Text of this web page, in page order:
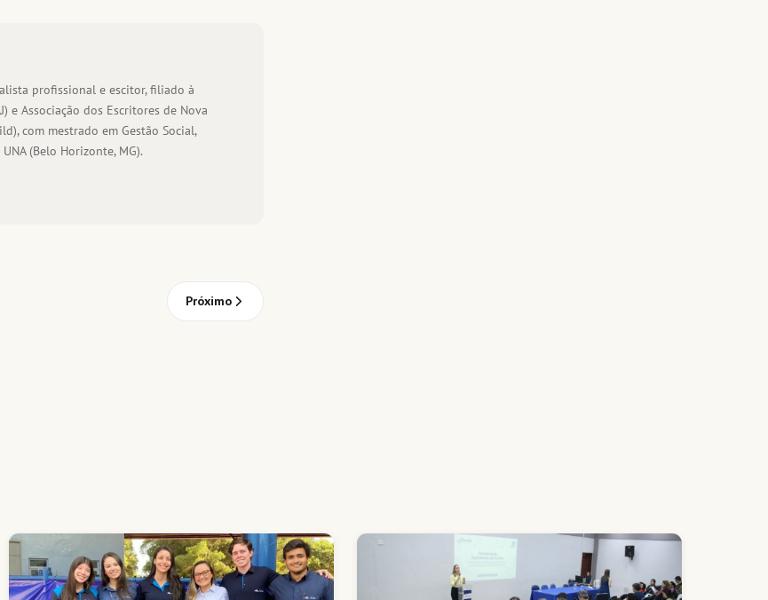
profissional e escitor, filiado à
e Associação dos Escritores de Nova
com mestrado em Gestão Social,
(Belo Horizonte, MG).
Próximo